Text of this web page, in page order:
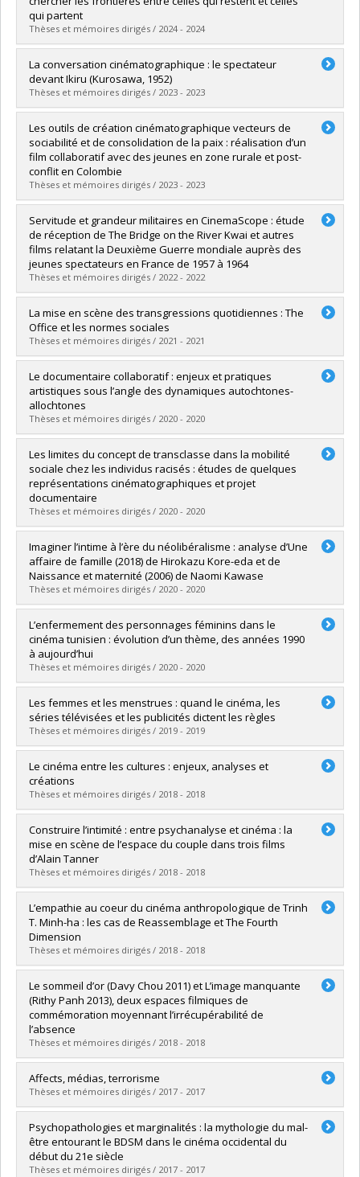
Grade :M.A.
Lien vers le document dans Papyrus
qui partent
Thèses et mémoires dirigés / 2024 - 2024
Graduate :Costa, Mélina
Cycle :Master's
Grade :M.A.
Lien vers le document dans Papyrus
La conversation cinématographique : le spectateur
devant Ikiru (Kurosawa, 1952)
Thèses et mémoires dirigés / 2023 - 2023
Graduate :Queenton, Jérémie
Cycle :Master's
Grade :M.A.
Lien vers le document dans Papyrus
Les outils de création cinématographique vecteurs de
sociabilité et de consolidation de la paix : réalisation d’un
film collaboratif avec des jeunes en zone rurale et post-
conflit en Colombie
Thèses et mémoires dirigés / 2023 - 2023
Graduate :Gutknecht, Sarah
Cycle :Master's
Grade :M.A.
Lien vers le document dans Papyrus
Servitude et grandeur militaires en CinemaScope : étude
de réception de The Bridge on the River Kwai et autres
films relatant la Deuxième Guerre mondiale auprès des
jeunes spectateurs en France de 1957 à 1964
Thèses et mémoires dirigés / 2022 - 2022
Graduate :Ly, Hieu-Thong
Cycle :Doctoral
Grade :Ph. D.
Lien vers le document dans Papyrus
La mise en scène des transgressions quotidiennes : The
Office et les normes sociales
Thèses et mémoires dirigés / 2021 - 2021
Graduate :Achard, Antoine
Cycle :Master's
Grade :M.A.
Lien vers le document dans Papyrus
Le documentaire collaboratif : enjeux et pratiques
artistiques sous l’angle des dynamiques autochtones-
allochtones
Thèses et mémoires dirigés / 2020 - 2020
Graduate :St-Louis Lamoureux, Ariel
Cycle :Master's
Grade :M.A.
Lien vers le document dans Papyrus
Les limites du concept de transclasse dans la mobilité
sociale chez les individus racisés : études de quelques
représentations cinématographiques et projet
documentaire
Thèses et mémoires dirigés / 2020 - 2020
Graduate :Ducados, Quentin
Cycle : Master's
Grade :M.A.
Lien vers le document dans Papyrus
Imaginer l’intime à l’ère du néolibéralisme : analyse d’Une
affaire de famille (2018) de Hirokazu Kore-eda et de
Naissance et maternité (2006) de Naomi Kawase
Thèses et mémoires dirigés / 2020 - 2020
Graduate :Delorme, Katherine
Cycle :Master's
Grade :M.A.
Lien vers le document dans Papyrus
L’enfermement des personnages féminins dans le
cinéma tunisien : évolution d’un thème, des années 1990
à aujourd’hui
Thèses et mémoires dirigés / 2020 - 2020
Graduate :Belghiti, Sarah
Cycle : Master's
Grade :M.A.
Lien vers le document dans Papyrus
Les femmes et les menstrues : quand le cinéma, les
séries télévisées et les publicités dictent les règles
Thèses et mémoires dirigés / 2019 - 2019
Graduate :Guidon, Marion
Cycle :Master's
Grade :M.A.
Lien vers le document dans Papyrus
Le cinéma entre les cultures : enjeux, analyses et
créations
Thèses et mémoires dirigés / 2018 - 2018
Graduate :Lanfranco-Sagaris, Camilo
Cycle :Master's
Grade :M.A.
Lien vers le document dans Papyrus
Construire l’intimité : entre psychanalyse et cinéma : la
mise en scène de l’espace du couple dans trois films
d’Alain Tanner
Thèses et mémoires dirigés / 2018 - 2018
Graduate :Trembley, Camille
Cycle :Master's
Grade :M.A.
Lien vers le document dans Papyrus
L’empathie au coeur du cinéma anthropologique de Trinh
T. Minh-ha : les cas de Reassemblage et The Fourth
Dimension
Thèses et mémoires dirigés / 2018 - 2018
Graduate :Raginel, Joachim
Cycle :Master's
Grade :M.A.
Lien vers le document dans Papyrus
Le sommeil d’or (Davy Chou 2011) et L’image manquante
(Rithy Panh 2013), deux espaces filmiques de
commémoration moyennant l’irrécupérabilité de
l’absence
Thèses et mémoires dirigés / 2018 - 2018
Graduate :Demessence, Laetitia
Cycle : Master's
Grade :M.A.
Affects, médias, terrorisme
Thèses et mémoires dirigés / 2017 - 2017
Graduate :Tafani, Florent
Cycle :Master's
Grade :M.A.
Lien vers le document dans Papyrus
Psychopathologies et marginalités : la mythologie du mal-
être entourant le BDSM dans le cinéma occidental du
début du 21e siècle
Thèses et mémoires dirigés / 2017 - 2017